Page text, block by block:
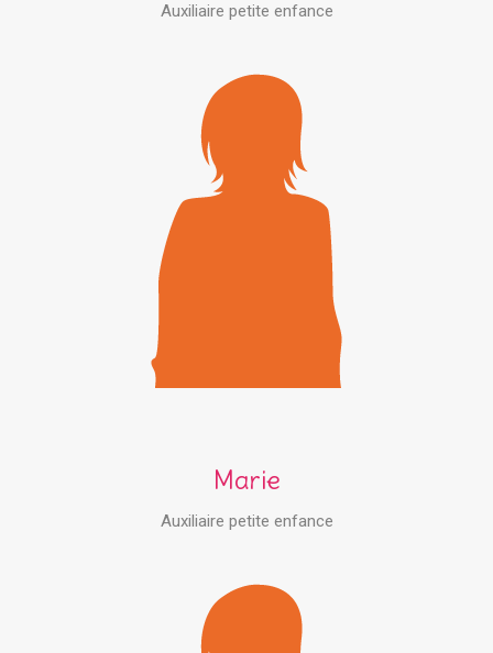
Auxiliaire petite enfance
Marie
Auxiliaire petite enfance